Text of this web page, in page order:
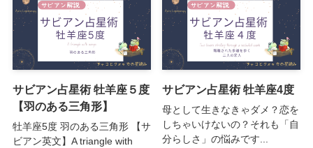
サビアン占星術 牡羊座５度
【羽のある三角形】
牡羊座5度 羽のある三角形 【サ
ビアン英文】A triangle with
サビアン占星術 牡羊座4度
母として生きなきゃダメ？恋を
しちゃいけないの？それも「自
分らしさ」の悩みです...